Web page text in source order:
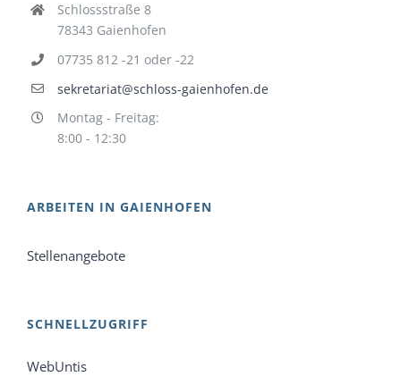
Schlossstraße 8
78343 Gaienhofen
07735 812 -21 oder -22
sekretariat@schloss-gaienhofen.de
Montag - Freitag:
8:00 - 12:30
ARBEITEN IN GAIENHOFEN
Stellenangebote
SCHNELLZUGRIFF
WebUntis